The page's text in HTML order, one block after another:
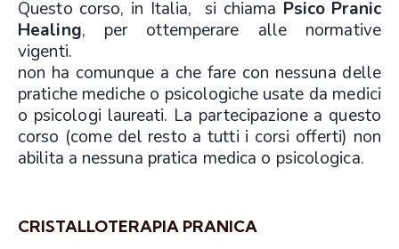
Questo corso, in Italia, si chiama Psico Pranic
Healing, per ottemperare alle normative
vigenti.
non ha comunque a che fare con nessuna delle
pratiche mediche o psicologiche usate da medici
o psicologi laureati. La partecipazione a questo
corso (come del resto a tutti i corsi offerti) non
abilita a nessuna pratica medica o psicologica.
CRISTALLOTERAPIA PRANICA